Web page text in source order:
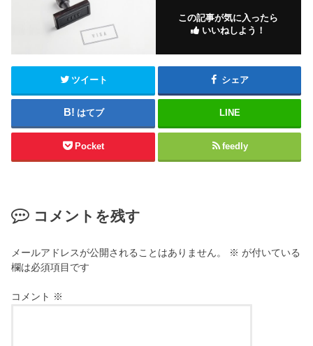
この記事が気に入ったら
いいねしよう！
ツイート シェア
はてブ LINE
Pocket feedly
コメントを残す
メールアドレスが公開されることはありません。 ※ が付いている
欄は必須項目です
コメント ※